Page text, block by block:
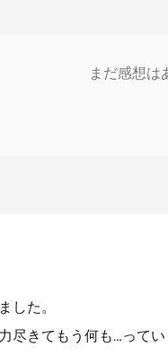
まだ感想は
した。
尽きてもう何も…って